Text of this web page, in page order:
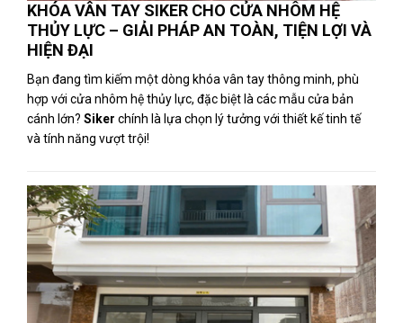
KHÓA VÂN TAY SIKER CHO CỬA NHÔM HỆ
THỦY LỰC – GIẢI PHÁP AN TOÀN, TIỆN LỢI VÀ
HIỆN ĐẠI
Bạn đang tìm kiếm một dòng khóa vân tay thông minh, phù
hợp với cửa nhôm hệ thủy lực, đặc biệt là các mẫu cửa bản
cánh lớn? Siker chính là lựa chọn lý tưởng với thiết kế tinh tế
và tính năng vượt trội!